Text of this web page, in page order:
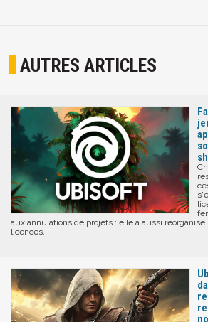
AUTRES ARTICLES
aux annulations de projets : elle a aussi
licences.